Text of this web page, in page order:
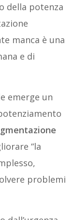
della potenza
manca è una
e di
emerge un
“la
problemi